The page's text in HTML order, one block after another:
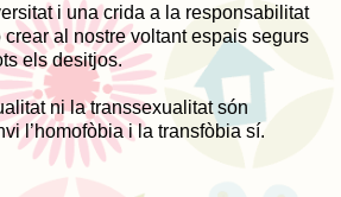
i una crida a la responsabilitat
al nostre voltant espais segurs
els desitjos.
ni la transsexualitat són
l’homofòbia i la transfòbia sí.